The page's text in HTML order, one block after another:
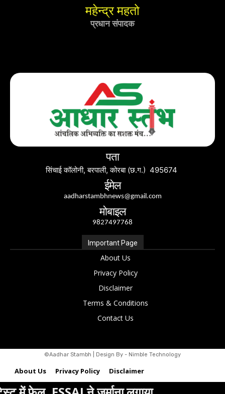
महेन्द्र महतो
प्रधान संपादक
पता
सिंचाई कॉलोनी, बरपाली, कोरबा (छ.ग.) 495674
ईमेल
aadharstambhnews@gmail.com
मोबाइल
9827497768
Important Page
About Us
Privacy Policy
Disclaimer
Terms & Conditions
Contact Us
©Aadhar Stambh | Design By - Nimble Technology
About Us Privacy Policy Disclaimer
Terms & Conditions Contact Us